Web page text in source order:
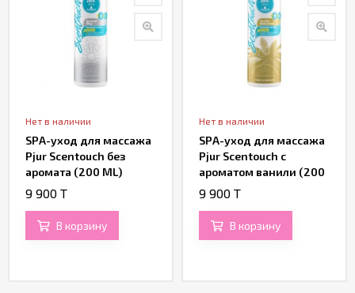
Нет в наличии
SPA-уход для массажа
Pjur Scentouch без
аромата (200 ML)
9 900 T
В корзину
Нет в наличии
SPA-уход для массажа
Pjur Scentouch с
ароматом ванили (200
ML)
9 900 T
В корзину